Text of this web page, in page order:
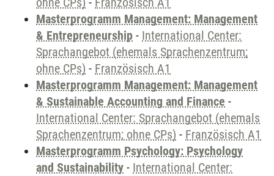
Masterprogramm Management: Management
& Entrepreneurship - International Center:
Sprachangebot (ehemals Sprachenzentrum;
ohne CPs) - Französisch A1
Masterprogramm Management: Management
& Sustainable Accounting and Finance -
International Center: Sprachangebot (ehemals
Sprachenzentrum; ohne CPs) - Französisch A1
Masterprogramm Psychology: Psychology
and Sustainability - International Center: